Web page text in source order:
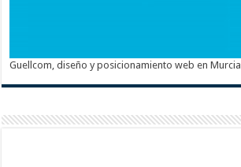
Guellcom, diseño y posicionamiento web en Murcia